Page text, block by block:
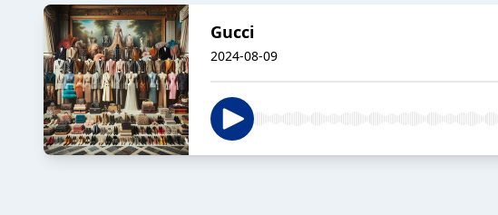
Gucci
2024-08-09